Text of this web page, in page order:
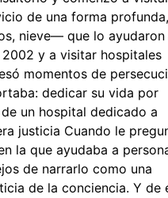
de una forma
nieve— que lo ayudaron
y a visitar hospitales
momentos de
dedicar su vida por
un hospital dedicado a
justicia Cuando le
la que ayudaba a
de narrarlo como una
de la conciencia. Y de